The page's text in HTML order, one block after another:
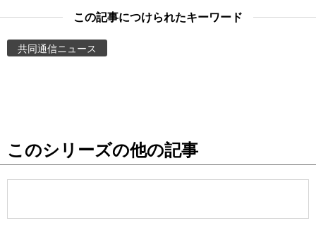
お知らせ
この記事につけられたキーワード
共同通信ニュース
このシリーズの他の記事